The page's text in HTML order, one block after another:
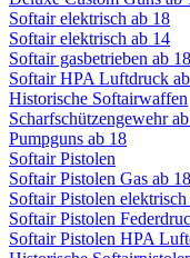
Softair elektrisch ab 18
Softair elektrisch ab 14
Softair gasbetrieben ab 18
Softair HPA Luftdruck
Historische Softairwaffen
Scharfschützengewehr
Pumpguns ab 18
Softair Pistolen
Softair Pistolen Gas ab 18
Softair Pistolen
Softair Pistolen
Softair Pistolen HPA